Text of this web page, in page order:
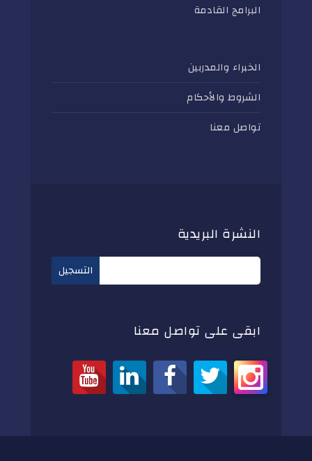
البرامج القادمة
الخبراء والمدربين
الشروط والأحكام
تواصل معنا
النشرة البريدية
ابقى على تواصل معنا